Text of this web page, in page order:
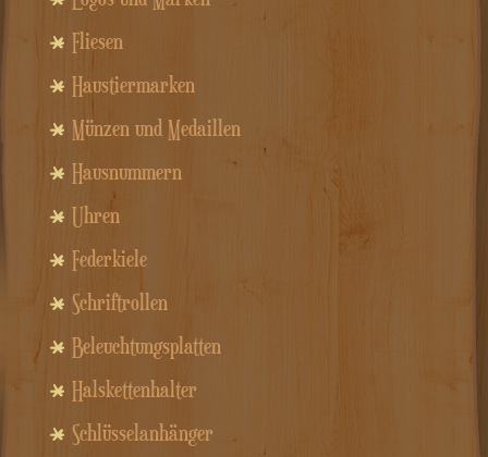
Fliesen
Haustiermarken
Münzen und Medaillen
Hausnummern
Uhren
Federkiele
Schriftrollen
Beleuchtungsplatten
Halskettenhalter
Schlüsselanhänger